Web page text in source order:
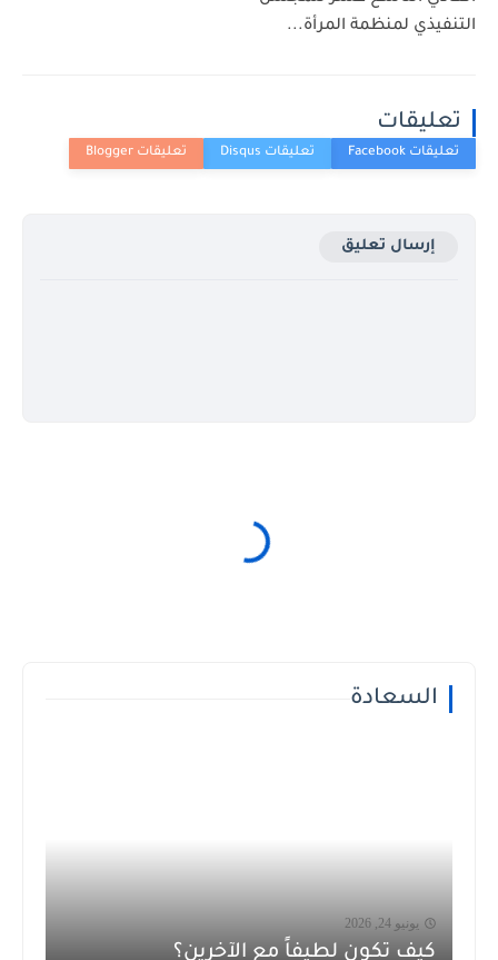
التنفيذي لمنظمة المرأة...
تعليقات
إرسال تعليق
السعادة
يونيو 24, 2026
كيف تكون لطيفاً مع الآخرين؟